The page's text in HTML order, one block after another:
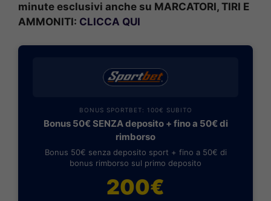
minute esclusivi anche su MARCATORI, TIRI E
AMMONITI: CLICCA QUI
BONUS SPORTBET: 100€ SUBITO
Bonus 50€ SENZA deposito + fino a 50€ di
rimborso
Bonus 50€ senza deposito sport + fino a 50€ di
bonus rimborso sul primo deposito
200€